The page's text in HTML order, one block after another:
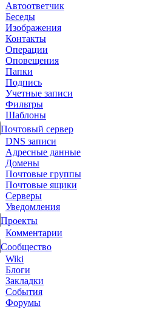
Автоответчик
Беседы
Изображения
Контакты
Операции
Оповещения
Папки
Подпись
Учетные записи
Фильтры
Шаблоны
Почтовый сервер
DNS записи
Адресные данные
Домены
Почтовые группы
Почтовые ящики
Серверы
Уведомления
Проекты
Комментарии
Сообщество
Wiki
Блоги
Закладки
События
Форумы